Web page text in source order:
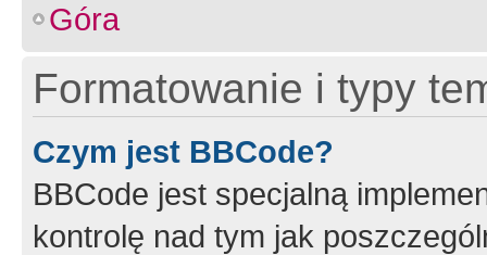
Góra
Formatowanie i typy
Czym jest BBCode?
BBCode jest specjalną
kontrolę nad tym jak